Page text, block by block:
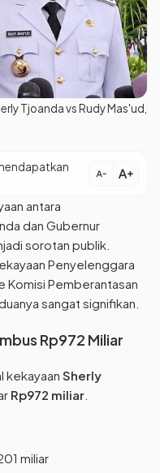
Tjoanda vs Rudy Mas'ud,
text_decrease text_increase
antara
dan Gubernur
sorotan publik.
Penyelenggara
Komisi Pemberantasan
sangat signifikan.
Rp972 Miliar
kekayaan Sherly
Rp972 miliar
miliar